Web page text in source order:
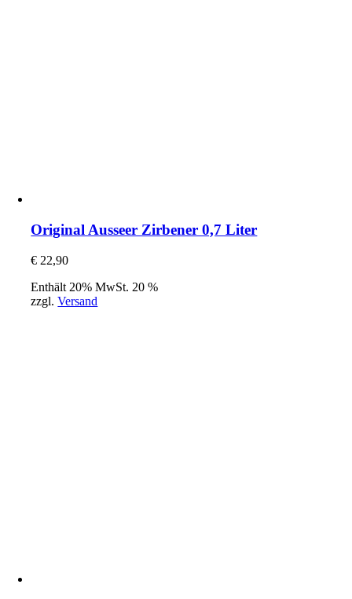
Original Ausseer Zirbener 0,7 Liter
€ 22,90
Enthält 20% MwSt. 20 %
zzgl.Versand